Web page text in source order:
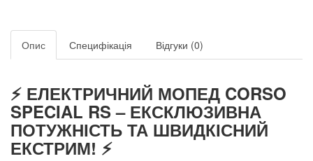
Опис Специфікація Відгуки (0)
⚡ ЕЛЕКТРИЧНИЙ МОПЕД CORSO
SPECIAL RS – ЕКСКЛЮЗИВНА
ПОТУЖНІСТЬ ТА ШВИДКІСНИЙ
ЕКСТРИМ! ⚡